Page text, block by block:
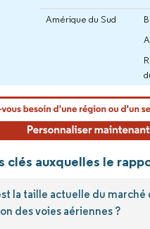
Amérique du Sud
clés auxquelles le
la taille actuelle du marché
des voies aériennes ?